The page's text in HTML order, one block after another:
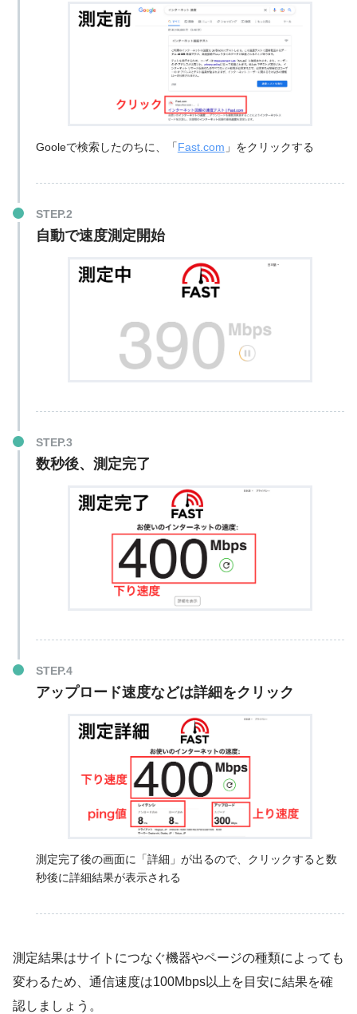
夜 403Mbps 245Mbps
139Mbps 69Mbps
Gooleで検索したのちに、「Fast.com 」をクリックする
自動で速度測定開始
数秒後、測定完了
アップロード速度などは詳細をクリック
測定完了後の画面に「詳細」が出るので、クリックすると数
秒後に詳細結果が表示される
測定結果はサイトにつなぐ機器やページの種類によっても
変わるため、 通信速度は100Mbps以上を目安に結果を確
認しましょう。